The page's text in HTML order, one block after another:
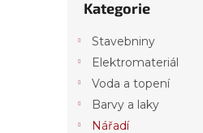
kategorie
Kategorie
Stavebniny
Elektromateriál
Voda a topení
Barvy a laky
Nářadí